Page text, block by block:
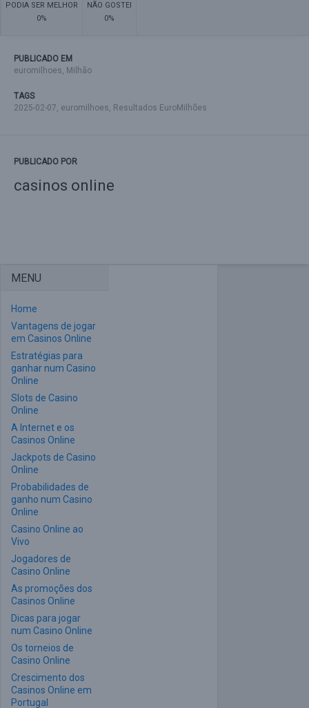
PODIA SER MELHOR
0%
NÃO GOSTEI
0%
PUBLICADO EM
euromilhoes, Milhão
TAGS
2025-02-07, euromilhoes, Resultados EuroMilhões
PUBLICADO POR
casinos online
MENU
Home
Vantagens de jogar
em Casinos Online
Estratégias para
ganhar num Casino
Online
Slots de Casino
Online
A Internet e os
Casinos Online
Jackpots de Casino
Online
Probabilidades de
ganho num Casino
Online
Casino Online ao
Vivo
Jogadores de
Casino Online
As promoções dos
Casinos Online
Dicas para jogar
num Casino Online
Os torneios de
Casino Online
Crescimento dos
Casinos Online em
Portugal